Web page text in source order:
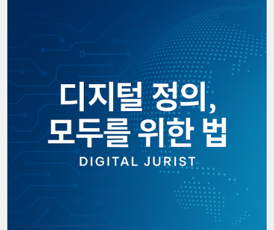
[KOR] ‘디지털노마드’ 비자 정식 도입
2026년 07월 08일